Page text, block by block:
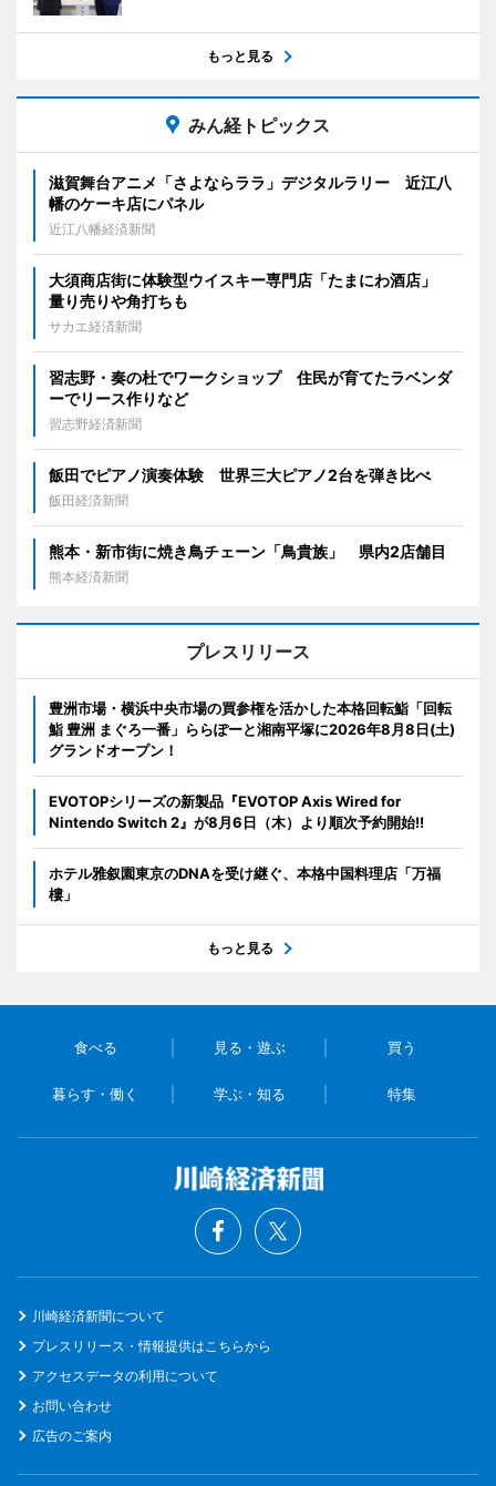
もっと見る
みん経トピックス
滋賀舞台アニメ「さよならララ」デジタルラリー 近江八
幡のケーキ店にパネル
近江八幡経済新聞
大須商店街に体験型ウイスキー専門店「たまにわ酒店」
量り売りや角打ちも
サカエ経済新聞
習志野・奏の杜でワークショップ 住民が育てたラベンダ
ーでリース作りなど
習志野経済新聞
飯田でピアノ演奏体験 世界三大ピアノ2台を弾き比べ
飯田経済新聞
熊本・新市街に焼き鳥チェーン「鳥貴族」 県内2店舗目
熊本経済新聞
プレスリリース
豊洲市場・横浜中央市場の買参権を活かした本格回転鮨「回転
鮨 豊洲 まぐろ一番」ららぽーと湘南平塚に2026年8月8日(土)
グランドオープン！
EVOTOPシリーズの新製品『EVOTOP Axis Wired for
Nintendo Switch 2』が8月6日（木）より順次予約開始!!
ホテル雅叙園東京のDNAを受け継ぐ、本格中国料理店「万福
樓」
もっと見る
食べる 見る・遊ぶ 買う
暮らす・働く 学ぶ・知る 特集
川崎経済新聞について
プレスリリース・情報提供はこちらから
アクセスデータの利用について
お問い合わせ
広告のご案内